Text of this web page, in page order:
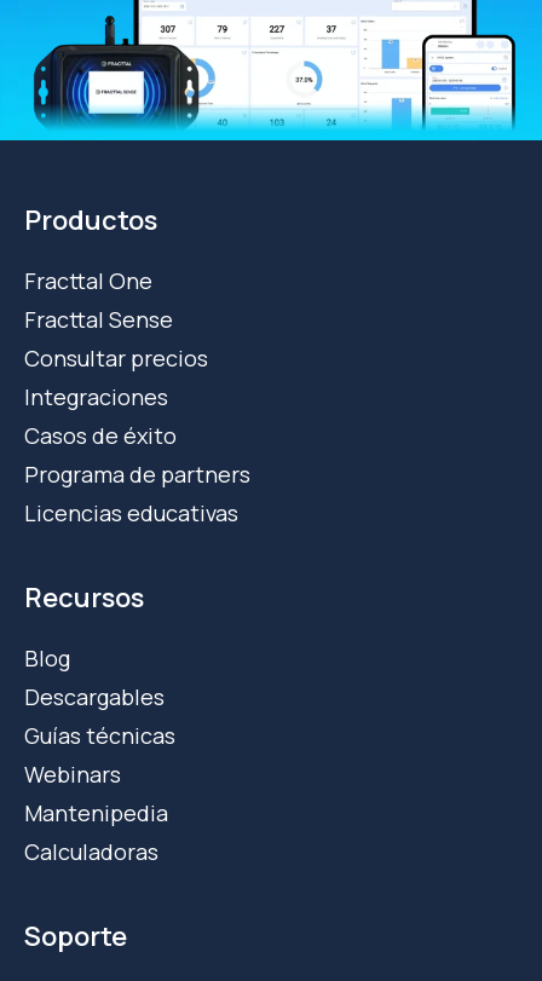
Productos
Fracttal One
Fracttal Sense
Consultar precios
Integraciones
Casos de éxito
Programa de partners
Licencias educativas
Recursos
Blog
Descargables
Guías técnicas
Webinars
Mantenipedia
Calculadoras
Soporte